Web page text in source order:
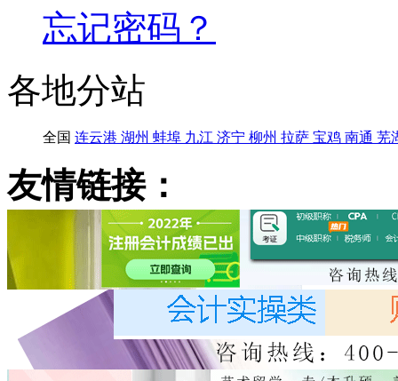
忘记密码？
各地分站
全国 连云港 湖州 蚌埠 九江 济宁 柳州 拉萨 宝鸡 南通 芜
友情链接：